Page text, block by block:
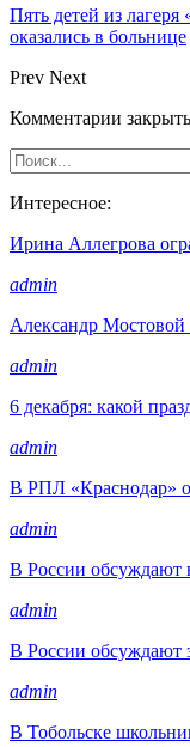
Пять детей из
оказались в больнице
Prev Next
Комментарии
Интересное:
Ирина Аллегрова
admin
Александр
admin
6 декабря: какой
admin
В РПЛ «Краснодар»
admin
В России
admin
В России обсуждают
admin
В Тобольске